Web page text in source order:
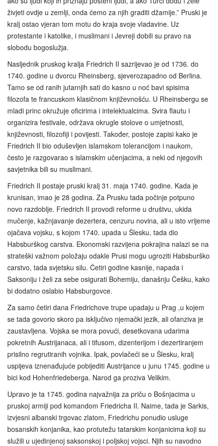
živjeti ovdje u zemlji, onda ćemo za njih graditi džamije.” Pruski je
kralj ostao vjeran tom motu do kraja svoje vladavine. Uz
protestante i katolike, i muslimani i Jevreji dobili su pravo na
slobodu bogoslužja.
Nasljednik pruskog kralja Friedrich II sazrijevao je od 1736. do
1740. godine u dvorcu Rheinsberg, sjeverozapadno od Berlina.
Tamo se od ranih jutarnjih sati do kasno u noć bavi spisima
filozofa te francuskom klasičnom književnošću. U Rheinsbergu se
mladi princ okružuje oficirima i intelektualcima. Svira flautu i
organizira festivale, održava okrugle stolove o umjetnosti,
književnosti, filozofiji i povijesti. Također, postoje zapisi kako je
Friedrich II bio oduševljen islamskom tolerancijom i naukom,
često je razgovarao s islamskim učenjacima, a neki od njegovih
savjetnika bili su muslimani.
Friedrich II postaje pruski kralj 31. maja 1740. godine. Kada je
krunisan, imao je 28 godina. Za Prusku tada počinje potpuno
novo razdoblje. Friedrich II provodi reforme u društvu, ukida
mučenje, kažnjavanje dezertera, cenzuru novina, ali u isto vrijeme
ojačava vojsku, s kojom 1740. upada u Šlesku, tada dio
Habsburškog carstva. Ekonomski razvijena pokrajina nalazi se na
strateški važnom položaju odakle Prusi mogu ugroziti Habsburško
carstvo, tada svjetsku silu. Četiri godine kasnije, napada i
Saksoniju i želi za sebe osigurati Bohemiju, današnju Češku, kako
bi dodatno oslabio Habsburgovce.
Za samo četiri dana Friedrichove trupe upadaju u Prag ,u kojem
se tada govorio skoro pa isključivo njemački jezik, ali ofanziva je
zaustavljena. Vojska se mora povući, desetkovana udarima
pokretnih Austrijanaca, ali i tifusom, dizenterijom i dezertiranjem
prisilno regrutiranih vojnika. Ipak, povlačeći se u Šlesku, kralj
uspijeva iznenađujuće pobijediti Austrijance u junu 1745. godine u
bici kod Hohenfriedeberga. Narod ga proziva Velikim.
Upravo je ta 1745. godina najvažnija za priču o Bošnjacima u
pruskoj armiji pod komandom Friedricha II. Naime, tada je Sarkis,
izvjesni albanski trgovac zlatom, Friedrichu ponudio usluge
bosanskih konjanika, kao protutežu tatarskim konjanicima koji su
služili u ujedinjenoj saksonskoj i poljskoj vojsci. Njih su navodno